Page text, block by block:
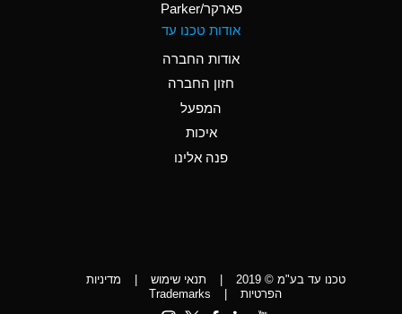
Ammonium Sulfate
*
Amyl Acetate (Banana
Aniline
D
פארקר/Parker
אודות טכנו עד
אודות החברה
חזון החברה
המפעל
איכות
פנה אלינו
טכנו עד בע"מ © 2019 | תנאי שימוש |
מדיניות
הפרטיות
|
Trademarks